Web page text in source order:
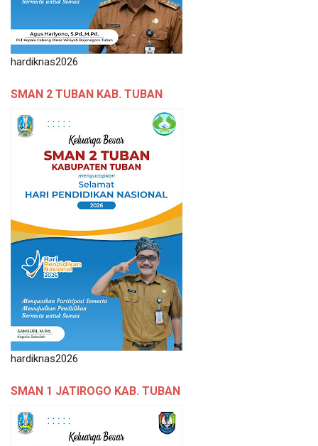
hardiknas2026
SMAN 2 TUBAN KAB. TUBAN
hardiknas2026
SMAN 1 JATIROGO KAB. TUBAN